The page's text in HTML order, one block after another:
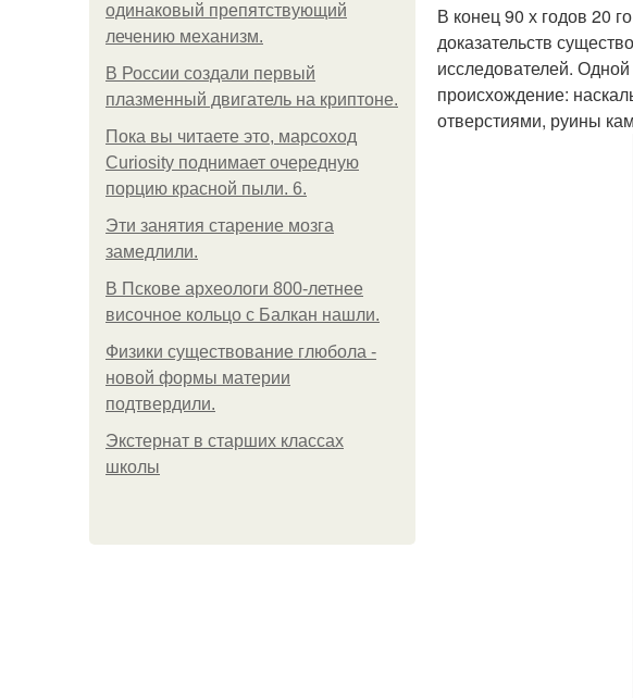
одинаковый препятствующий
лечению механизм.
В России создали первый
плазменный двигатель на криптоне.
Пока вы читаете это, марсоход
Curiosity поднимает очередную
порцию красной пыли. 6.
Эти занятия старение мозга
замедлили.
В Пскове археологи 800-летнее
височное кольцо с Балкан нашли.
Физики существование глюбола -
новой формы материи
подтвердили.
Экстернат в старших классах
школы
В конец 90 х годов 20
доказательств
исследователей.
происхождение:
отверстиями, руины